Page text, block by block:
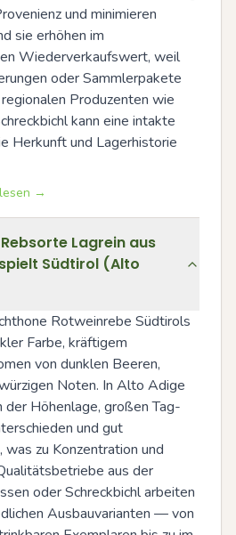
und minimieren
sie erhöhen im
Wiederverkaufswert, weil
oder Sammlerpakete
Produzenten wie
kann eine intakte
Herkunft und Lagerhistorie
→
Lagrein aus
Südtirol (Alto
Rotweinrebe Südtirols
Farbe, kräftigem
von dunklen Beeren,
Noten. In Alto Adige
Höhenlage, großen Tag-
und gut
zu Konzentration und
aus der
oder Schreckbichl arbeiten
Ausbauvarianten — von